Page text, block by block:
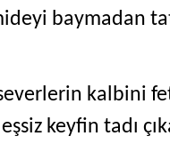
baymadan
kalbini
keyfin tadı